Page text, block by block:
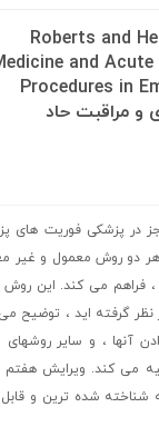
Roberts and
and Acute
Procedures in
و مراقبت حاد
در پزشکی فوریت های
دو روش معمول و غیر
، فراهم می کند. این
نظر گرفته اید ، توضیح
آنها ، و سایر روشهای
می کند. ویرایش هفتم
شناخته شده ترین و قابل